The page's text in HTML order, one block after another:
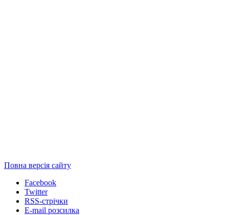
Повна версія сайту
Facebook
Twitter
RSS-стрічки
E-mail розсилка